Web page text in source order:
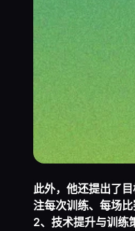
此外，他还提出了
注每次训练、每场
2、技术提升与训练